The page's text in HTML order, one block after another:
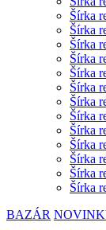
Šírka
Šírka
Šírka
Šírka
Šírka
Šírka
Šírka
Šírka
Šírka
Šírka
Šírka
Šírka
Šírka
BAZÁR